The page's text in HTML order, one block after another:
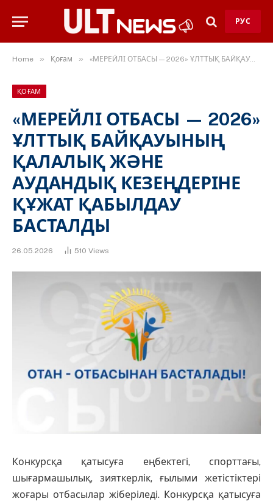
РУС
Home » Қоғам » «МЕРЕЙЛІ ОТБАСЫ — 2026» ҰЛТТЫҚ БАЙҚАУЫНЫҢ ҚАЛАЛЫҚ ЖӘНЕ АУДАНДЫҚ КЕЗЕҢДЕРІНЕ ҚҰЖАТ ҚАБЫЛДАУ БАСТАЛДЫ
ҚОҒАМ
«МЕРЕЙЛІ ОТБАСЫ — 2026»
ҰЛТТЫҚ БАЙҚАУЫНЫҢ
ҚАЛАЛЫҚ ЖӘНЕ
АУДАНДЫҚ КЕЗЕҢДЕРІНЕ
ҚҰЖАТ ҚАБЫЛДАУ
БАСТАЛДЫ
26.05.2026 510 Views
Конкурсқа қатысуға еңбектегі, спорттағы,
шығармашылық, зияткерлік, ғылыми жетістіктері
жоғары отбасылар жіберіледі. Конкурсқа қатысуға